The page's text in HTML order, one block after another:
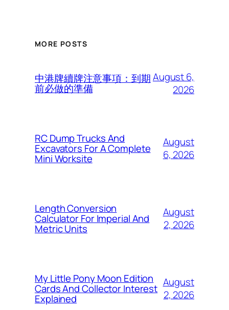
MORE POSTS
中港牌續牌注意事項：到期
前必做的準備
August 6,
2026
RC Dump Trucks And
Excavators For A Complete
Mini Worksite
August
6, 2026
Length Conversion
Calculator For Imperial And
Metric Units
August
2, 2026
My Little Pony Moon Edition
Cards And Collector Interest
Explained
August
2, 2026